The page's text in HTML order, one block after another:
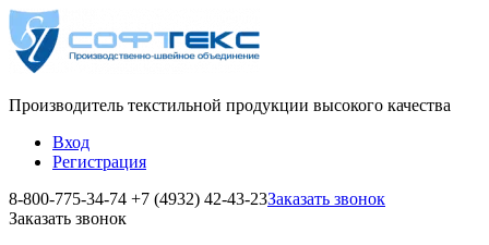
Производитель текстильной продукции высокого качества
Вход
Регистрация
8-800-775-34-74 +7 (4932) 42-43-23Заказать звонок
Заказать звонок